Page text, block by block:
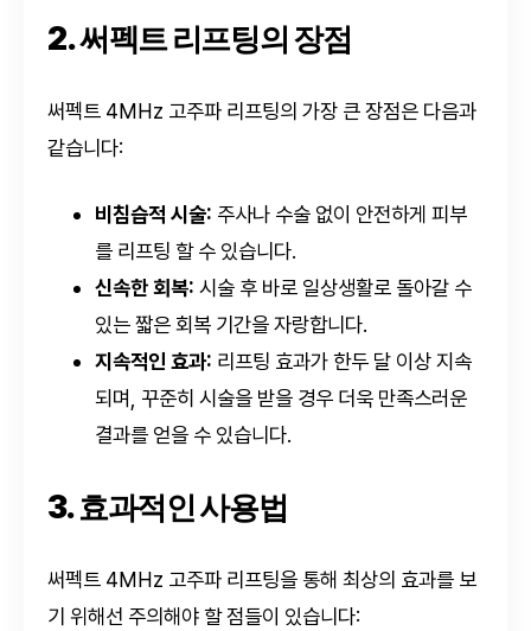
2. 써펙트 리프팅의 장점
써펙트 4MHz 고주파 리프팅의 가장 큰 장점은 다음과
같습니다:
비침습적 시술: 주사나 수술 없이 안전하게 피부
를 리프팅 할 수 있습니다.
신속한 회복: 시술 후 바로 일상생활로 돌아갈 수
있는 짧은 회복 기간을 자랑합니다.
지속적인 효과: 리프팅 효과가 한두 달 이상 지속
되며, 꾸준히 시술을 받을 경우 더욱 만족스러운
결과를 얻을 수 있습니다.
3. 효과적인 사용법
써펙트 4MHz 고주파 리프팅을 통해 최상의 효과를 보
기 위해선 주의해야 할 점들이 있습니다: